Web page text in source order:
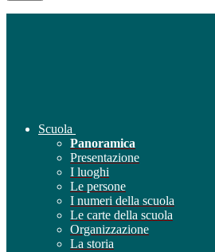
Scuola
Panoramica
Presentazione
I luoghi
Le persone
I numeri della scuola
Le carte della scuola
Organizzazione
La storia